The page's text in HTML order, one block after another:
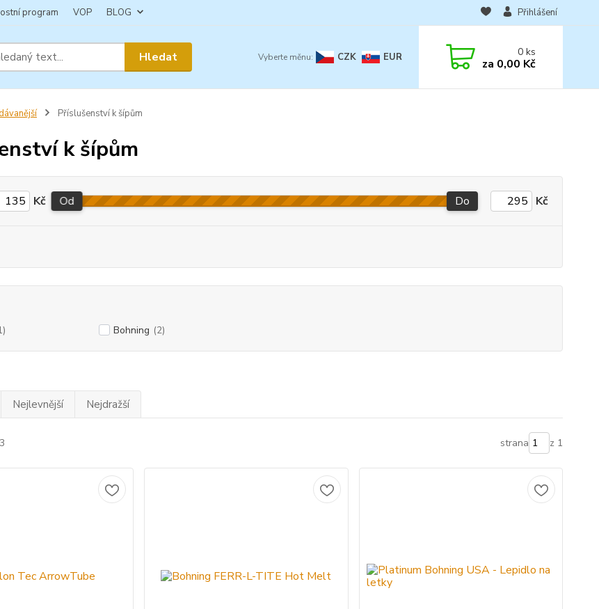
program VOP BLOG
CZK EUR
Přihlášení
Hledat 0ks
za 0,00 Kč
Příslušenství k šípům
k šípům
Kč Od Do Kč
Bohning (2)
Nejlevnější Nejdražší
strana z 1